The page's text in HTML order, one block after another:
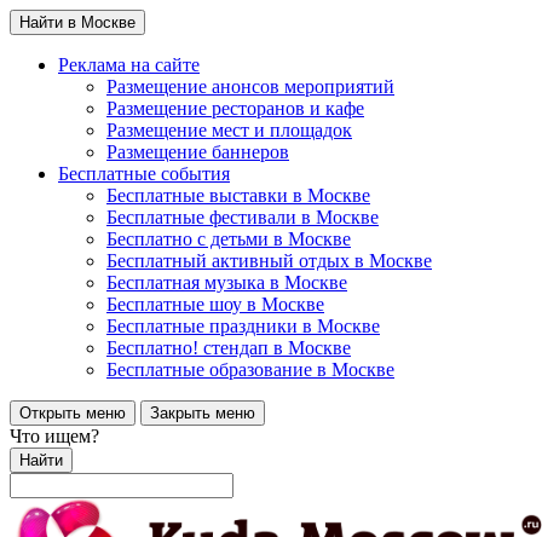
Найти в Москве
Реклама на сайте
Размещение анонсов мероприятий
Размещение ресторанов и кафе
Размещение мест и площадок
Размещение баннеров
Бесплатные события
Бесплатные выставки в Москве
Бесплатные фестивали в Москве
Бесплатно с детьми в Москве
Бесплатный активный отдых в Москве
Бесплатная музыка в Москве
Бесплатные шоу в Москве
Бесплатные праздники в Москве
Бесплатно! стендап в Москве
Бесплатные образование в Москве
Открыть меню Закрыть меню
Что ищем?
Найти